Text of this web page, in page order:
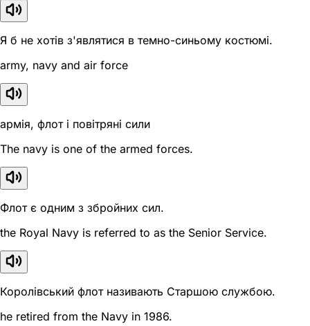
Я б не хотів з'являтися в темно-синьому костюмі.
army, navy and air force
армія, флот і повітряні сили
The navy is one of the armed forces.
Флот є одним з збройних сил.
the Royal Navy is referred to as the Senior Service.
Королівський флот називають Старшою службою.
he retired from the Navy in 1986.